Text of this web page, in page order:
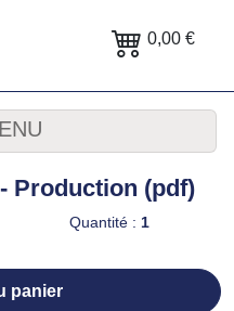
0,00 €
Production (pdf)
Quantité : 1
panier